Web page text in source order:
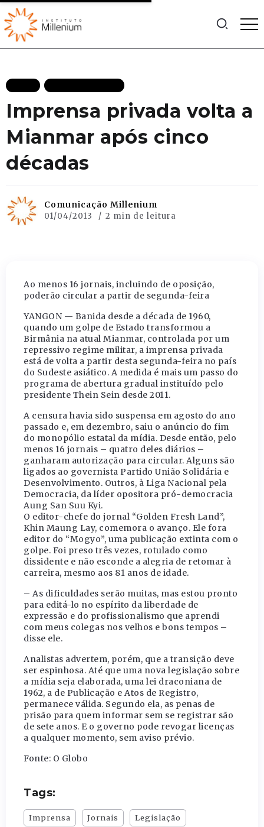
Imprensa privada volta a
Mianmar após cinco
décadas
Comunicação Millenium
01/04/2013 2 min de leitura
Ao menos 16 jornais, incluindo de oposição,
poderão circular a partir de segunda-feira
YANGON — Banida desde a década de 1960,
quando um golpe de Estado transformou a
Birmânia na atual Mianmar, controlada por um
repressivo regime militar, a imprensa privada
está de volta a partir desta segunda-feira no país
do Sudeste asiático. A medida é mais um passo do
programa de abertura gradual instituído pelo
presidente Thein Sein desde 2011.
A censura havia sido suspensa em agosto do ano
passado e, em dezembro, saiu o anúncio do fim
do monopólio estatal da mídia. Desde então, pelo
menos 16 jornais – quatro deles diários –
ganharam autorização para circular. Alguns são
ligados ao governista Partido União Solidária e
Desenvolvimento. Outros, à Liga Nacional pela
Democracia, da líder opositora pró-democracia
Aung San Suu Kyi.
O editor-chefe do jornal “Golden Fresh Land”,
Khin Maung Lay, comemora o avanço. Ele fora
editor do “Mogyo”, uma publicação extinta com o
golpe. Foi preso três vezes, rotulado como
dissidente e não esconde a alegria de retomar à
carreira, mesmo aos 81 anos de idade.
– As dificuldades serão muitas, mas estou pronto
para editá-lo no espírito da liberdade de
expressão e do profissionalismo que aprendi
com meus colegas nos velhos e bons tempos –
disse ele.
Analistas advertem, porém, que a transição deve
ser espinhosa. Até que uma nova legislação sobre
a mídia seja elaborada, uma lei draconiana de
1962, a de Publicação e Atos de Registro,
permanece válida. Segundo ela, as penas de
prisão para quem informar sem se registrar são
de sete anos. E o governo pode revogar licenças
a qualquer momento, sem aviso prévio.
Fonte: O Globo
Tags:
Imprensa Jornais Legislação